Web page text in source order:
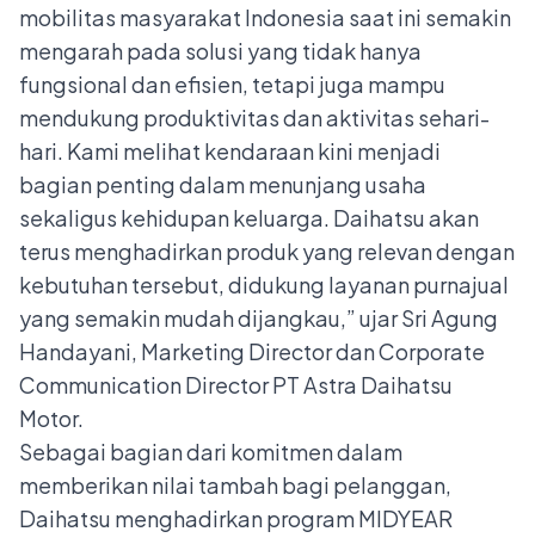
mobilitas masyarakat Indonesia saat ini semakin
mengarah pada solusi yang tidak hanya
fungsional dan efisien, tetapi juga mampu
mendukung produktivitas dan aktivitas sehari-
hari. Kami melihat kendaraan kini menjadi
bagian penting dalam menunjang usaha
sekaligus kehidupan keluarga. Daihatsu akan
terus menghadirkan produk yang relevan dengan
kebutuhan tersebut, didukung layanan purnajual
yang semakin mudah dijangkau,” ujar Sri Agung
Handayani, Marketing Director dan Corporate
Communication Director PT Astra Daihatsu
Motor.
Sebagai bagian dari komitmen dalam
memberikan nilai tambah bagi pelanggan,
Daihatsu menghadirkan program MIDYEAR